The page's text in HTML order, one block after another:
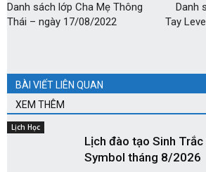
Danh sách lớp Cha Mẹ Thông
Thái – ngày 17/08/2022
Danh
Tay
BÀI VIẾT LIÊN QUAN
XEM THÊM
Lịch Học
Lịch đào tạo Sinh
Symbol tháng 8/2026